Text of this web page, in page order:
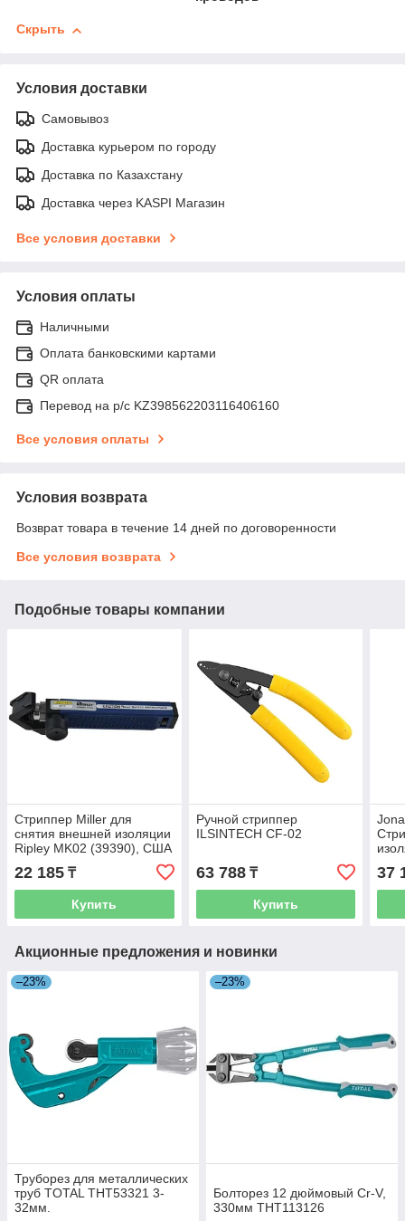
Скрыть
Условия доставки
Самовывоз
Доставка курьером по городу
Доставка по Казахстану
Доставка через KASPI Магазин
Все условия доставки
Условия оплаты
Наличными
Оплата банковскими картами
QR оплата
Перевод на р/с KZ398562203116406160
Все условия оплаты
Условия возврата
Возврат товара в течение 14 дней по договоренности
Все условия возврата
Подобные товары компании
Стриппер Miller для
снятия внешней изоляции
Ripley MK02 (39390), США
22 185 ₸
Купить
Ручной стриппер
ILSINTECH CF-02
63 788₸
Купить
37
Акционные предложения и новинки
–23%
Труборез для металлических
труб TOTAL THT53321 3-
32мм.
–23%
Болторез 12 дюймовый Cr-V,
330мм THT113126